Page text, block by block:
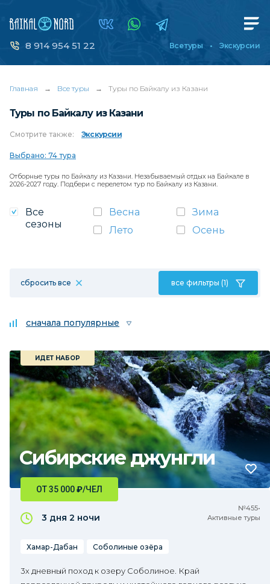
8 914 954 51 22 Все туры Экскурсии
Главная → Все туры → Туры по Байкалу из Казани
Туры по Байкалу из Казани
Смотрите также: Экскурсии
Выбрано: 74 тура
Отборные туры по Байкалу из Казани. Незабываемый отдых на Байкале в
2026-2027 году. Подбери с перелетом тур по Байкалу из Казани.
Все
сезоны
Весна
Зима
Лето
Осень
сбросить все все фильтры (1)
сначала популярные
Сибирские джунгли
ИДЕТ НАБОР
№455•
Активные туры
ОТ 35 000₽/ЧЕЛ
3 дня 2 ночи
Хамар-Дабан Соболиные озёра
3х дневный поход к озеру Соболиное. Край